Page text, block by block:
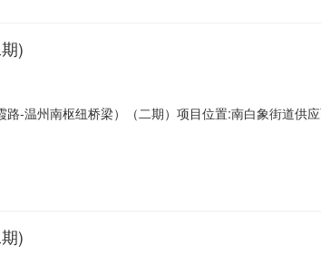
)
-温州南枢纽桥梁）（二期）项目位置:南白象街道
定开工时间:2028-04-13约定竣工时间:2030-04-13实际
)